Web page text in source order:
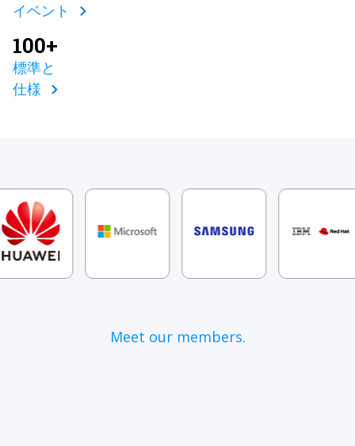
イベント
100+
標準と
仕様
Meet our members.